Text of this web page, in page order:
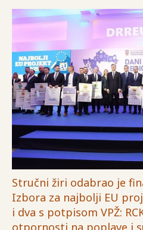
Stručni žiri odabrao je
Izbora za najbolji EU
i dva s potpisom VPŽ:
otpornosti na poplave i